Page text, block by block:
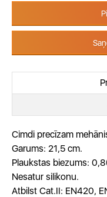
Cimdi precīzam
Garums: 21,5 cm.
Plaukstas biezums:
Nesatur silikonu.
Atbilst Cat.II: EN420,